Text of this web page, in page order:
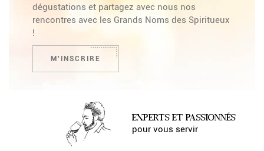
dégustations et partagez avec nous nos
rencontres avec les Grands Noms des Spiritueux
!
M'INSCRIRE
EXPERTS ET PASSIONNÉS
pour vous servir